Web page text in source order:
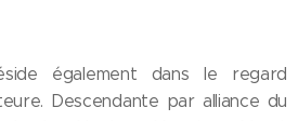
également dans le regard
Descendante par alliance du